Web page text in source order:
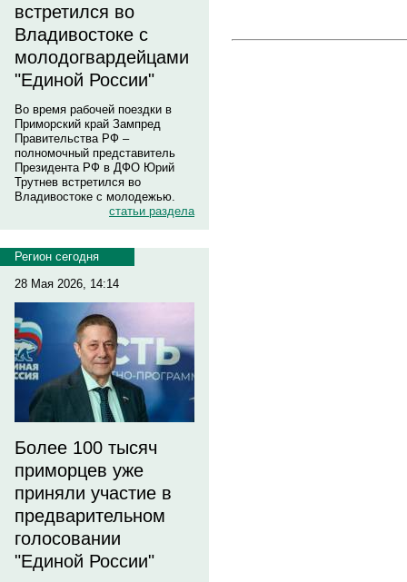
встретился во
Владивостоке с
молодогвардейцами
"Единой России"
Во время рабочей поездки в
Приморский край Зампред
Правительства РФ –
полномочный представитель
Президента РФ в ДФО Юрий
Трутнев встретился во
Владивостоке с молодежью.
статьи раздела
Регион сегодня
28 Мая 2026, 14:14
Более 100 тысяч
приморцев уже
приняли участие в
предварительном
голосовании
"Единой России"